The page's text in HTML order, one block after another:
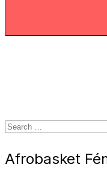
Afrobasket